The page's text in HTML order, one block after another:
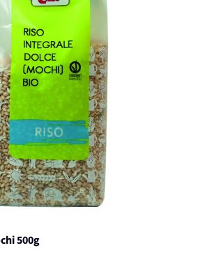
500g